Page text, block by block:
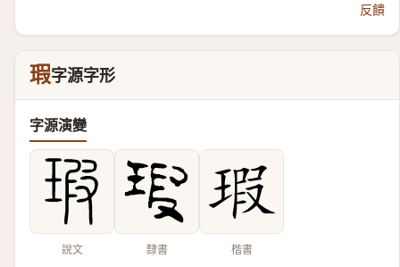
反饋
瑕字源字形
字源演變
說文 隸書 楷書